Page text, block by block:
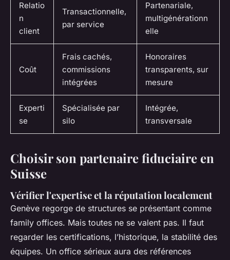
Relatio
n
client
Transactionnelle,
par service
Partenariale,
multigénérationn
elle
Coût
Frais cachés,
commissions
intégrées
Honoraires
transparents, sur
mesure
Experti
se
Spécialisée par
silo
Intégrée,
transversale
Choisir son partenaire fiduciaire en
Suisse
Vérifier l'expertise et la réputation localement
Genève regorge de structures se présentant comme
family offices. Mais toutes ne se valent pas. Il faut
regarder les certifications, l’historique, la stabilité des
équipes. Un office sérieux aura des références